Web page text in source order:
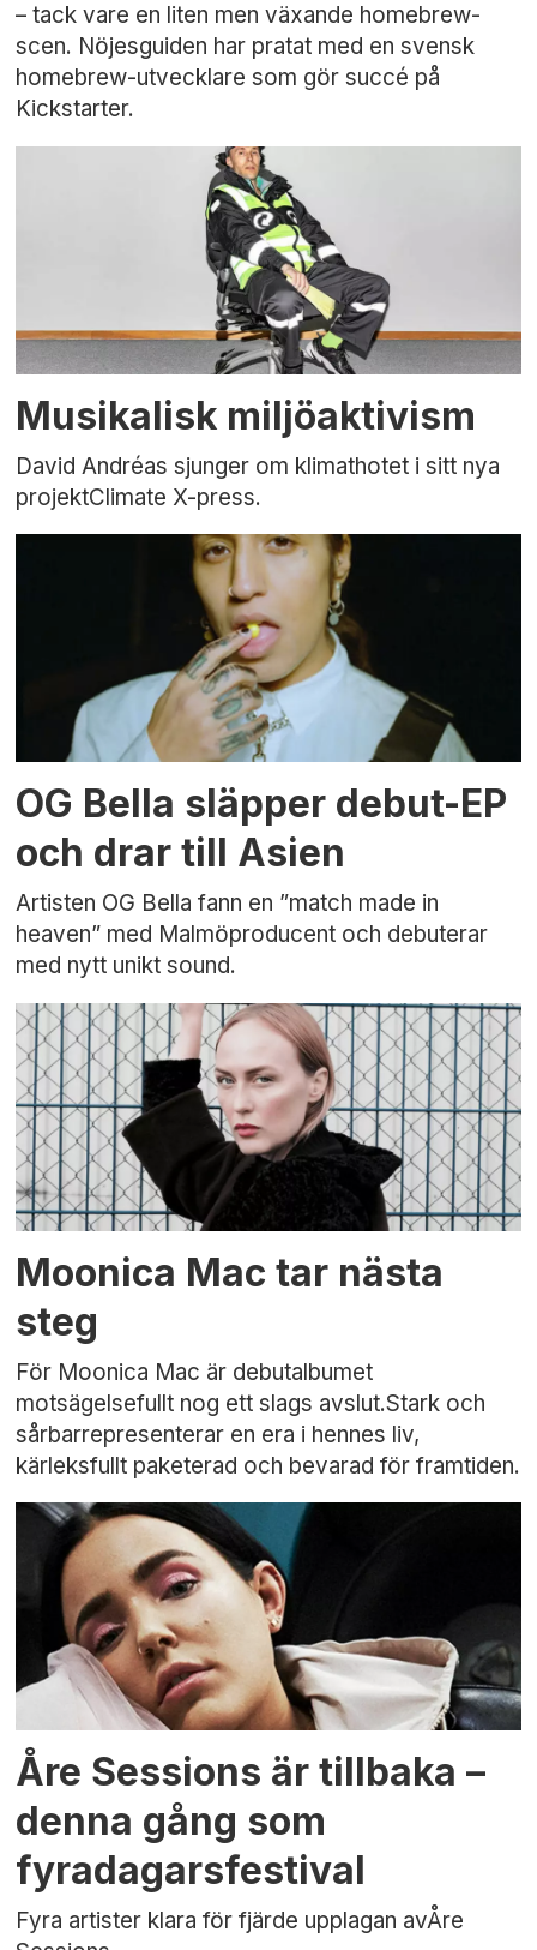
– tack vare en liten men växande homebrew-
scen. Nöjesguiden har pratat med en svensk
homebrew-utvecklare som gör succé på
Kickstarter.
Musikalisk miljöaktivism
David Andréas sjunger om klimathotet i sitt nya
projektClimate X-press.
OG Bella släpper debut-EP
och drar till Asien
Artisten OG Bella fann en ”match made in
heaven” med Malmöproducent och debuterar
med nytt unikt sound.
Moonica Mac tar nästa
steg
För Moonica Mac är debutalbumet
motsägelsefullt nog ett slags avslut.Stark och
sårbarrepresenterar en era i hennes liv,
kärleksfullt paketerad och bevarad för framtiden.
Åre Sessions är tillbaka –
denna gång som
fyradagarsfestival
Fyra artister klara för fjärde upplagan avÅre